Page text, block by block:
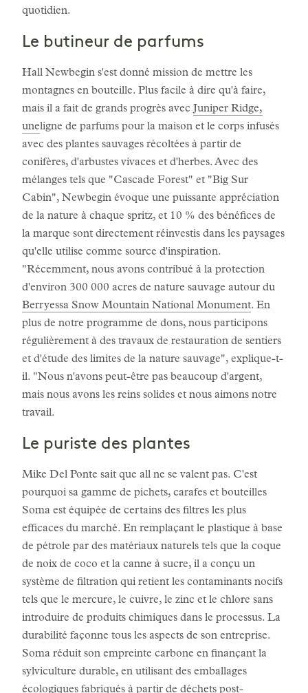
quotidien.
Le butineur de parfums
Hall Newbegin s'est donné mission de mettre les
montagnes en bouteille. Plus facile à dire qu'à faire,
mais il a fait de grands progrès avec Juniper Ridge,
uneligne de parfums pour la maison et le corps infusés
avec des plantes sauvages récoltées à partir de
conifères, d'arbustes vivaces et d'herbes. Avec des
mélanges tels que "Cascade Forest" et "Big Sur
Cabin", Newbegin évoque une puissante appréciation
de la nature à chaque spritz, et 10 % des bénéfices de
la marque sont directement réinvestis dans les paysages
qu'elle utilise comme source d'inspiration.
"Récemment, nous avons contribué à la protection
d'environ 300 000 acres de nature sauvage autour du
Berryessa Snow Mountain National Monument. En
plus de notre programme de dons, nous participons
régulièrement à des travaux de restauration de sentiers
et d'étude des limites de la nature sauvage", explique-t-
il. "Nous n'avons peut-être pas beaucoup d'argent,
mais nous avons les reins solides et nous aimons notre
travail.
Le puriste des plantes
Mike Del Ponte sait que all ne se valent pas. C'est
pourquoi sa gamme de pichets, carafes et bouteilles
Soma est équipée de certains des filtres les plus
efficaces du marché. En remplaçant le plastique à base
de pétrole par des matériaux naturels tels que la coque
de noix de coco et la canne à sucre, il a conçu un
système de filtration qui retient les contaminants nocifs
tels que le mercure, le cuivre, le zinc et le chlore sans
introduire de produits chimiques dans le processus. La
durabilité façonne tous les aspects de son entreprise.
Soma réduit son empreinte carbone en finançant la
sylviculture durable, en utilisant des emballages
écologiques fabriqués à partir de déchets post-